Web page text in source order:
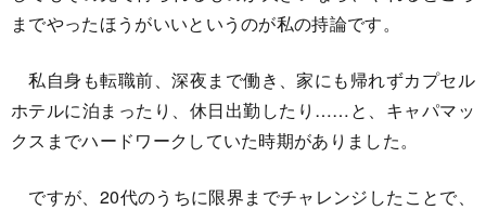
までやったほうがいいというのが私の持論です。
私自身も転職前、深夜まで働き、家にも帰れずカプセル
ホテルに泊まったり、休日出勤したり……と、キャパマッ
クスまでハードワークしていた時期がありました。
ですが、20代のうちに限界までチャレンジしたことで、